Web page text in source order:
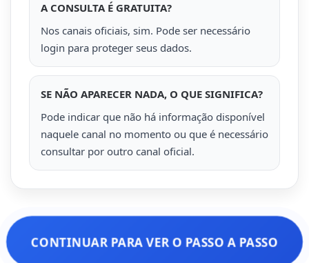
A CONSULTA É GRATUITA?
Nos canais oficiais, sim. Pode ser necessário
login para proteger seus dados.
SE NÃO APARECER NADA, O QUE SIGNIFICA?
Pode indicar que não há informação disponível
naquele canal no momento ou que é necessário
consultar por outro canal oficial.
CONTINUAR PARA VER O PASSO A PASSO